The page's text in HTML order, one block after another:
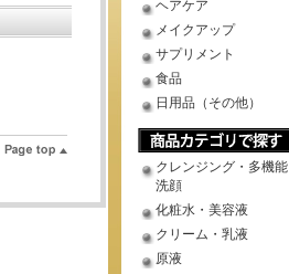
ヘアケア
メイクアップ
サプリメント
食品
日用品（その他）
クレンジング・多機能
洗顔
化粧水・美容液
クリーム・乳液
原液